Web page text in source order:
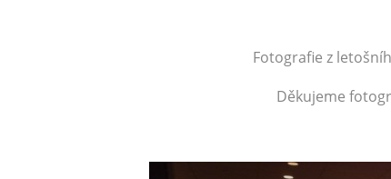
Fotografie z
Děkujeme